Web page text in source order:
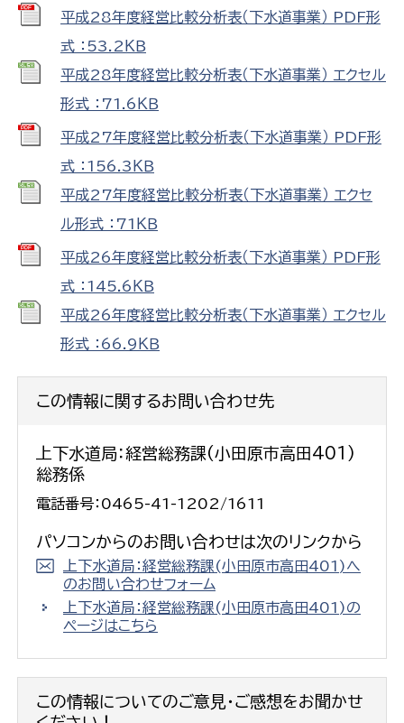
平成28年度経営比較分析表（下水道事業） PDF形
式 ：53.2ＫＢ
平成28年度経営比較分析表（下水道事業） エクセル
形式 ：71.6ＫＢ
平成27年度経営比較分析表（下水道事業） PDF形
式 ：156.3ＫＢ
平成27年度経営比較分析表（下水道事業） エクセ
ル形式 ：71ＫＢ
平成26年度経営比較分析表（下水道事業） PDF形
式 ：145.6ＫＢ
平成26年度経営比較分析表（下水道事業） エクセル
形式 ：66.9ＫＢ
この情報に関するお問い合わせ先
上下水道局：経営総務課(小田原市高田401)
総務係
電話番号：0465-41-1202/1611
パソコンからのお問い合わせは次のリンクから
上下水道局：経営総務課(小田原市高田401)へ
のお問い合わせフォーム
上下水道局：経営総務課(小田原市高田401)の
ページはこちら
この情報についてのご意見・ご感想をお聞かせ